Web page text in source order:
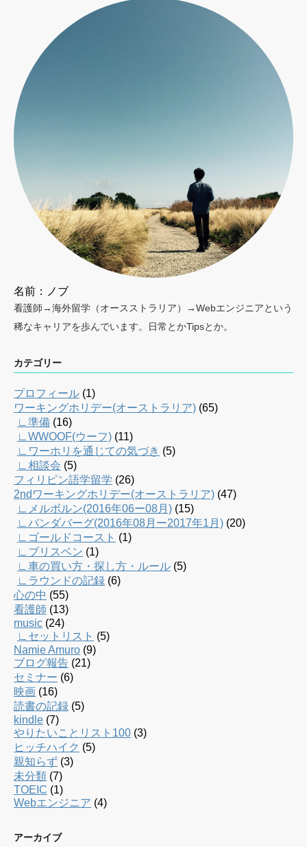
名前：ノブ
看護師→海外留学（オースストラリア）→Webエンジニアという
稀なキャリアを歩んでいます。日常とかTipsとか。
カテゴリー
プロフィール (1)
ワーキングホリデー(オーストラリア) (65)
∟準備 (16)
∟WWOOF(ウーフ) (11)
∟ワーホリを通じての気づき (5)
∟相談会 (5)
フィリピン語学留学 (26)
2ndワーキングホリデー(オーストラリア) (47)
∟メルボルン(2016年06ー08月) (15)
∟バンダバーグ(2016年08月ー2017年1月) (20)
∟ゴールドコースト (1)
∟ブリスベン (1)
∟車の買い方・探し方・ルール (5)
∟ラウンドの記録 (6)
心の中 (55)
看護師 (13)
music (24)
∟セットリスト (5)
Namie Amuro (9)
ブログ報告 (21)
セミナー (6)
映画 (16)
読書の記録 (5)
kindle (7)
やりたいことリスト100 (3)
ヒッチハイク (5)
親知らず (3)
未分類 (7)
TOEIC (1)
Webエンジニア (4)
アーカイブ